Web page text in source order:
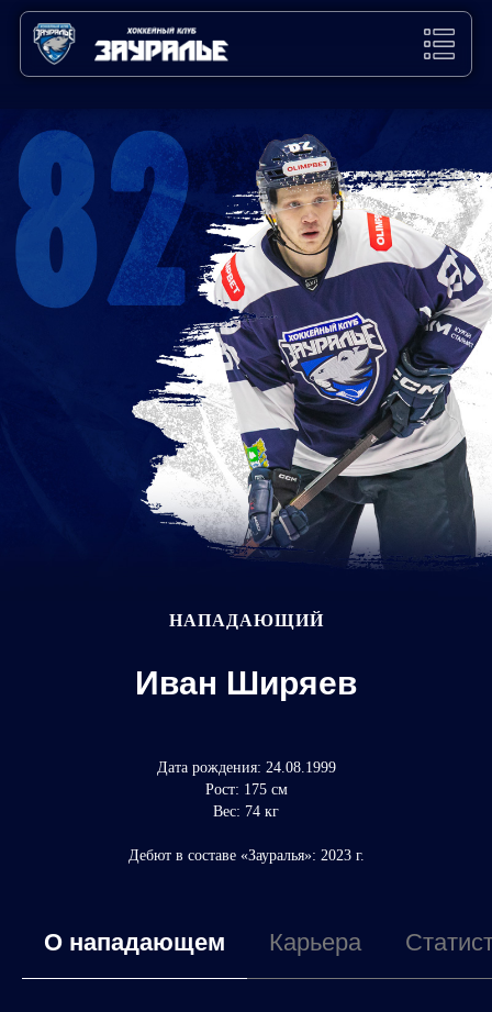
НАПАДАЮЩИЙ
Иван Ширяев
Дата рождения: 24.08.1999
Рост: 175 см
Вес: 74 кг
Дебют в составе «Зауралья»: 2023 г.
О нападающем Карьера